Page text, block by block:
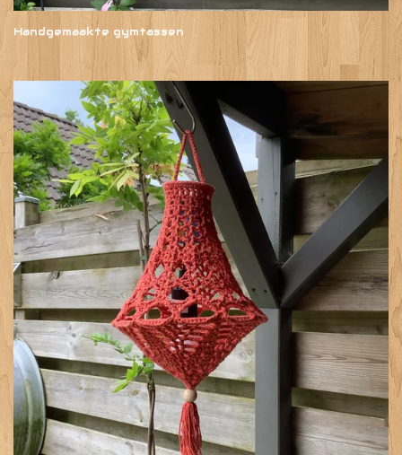
Handgemaakte gymtassen